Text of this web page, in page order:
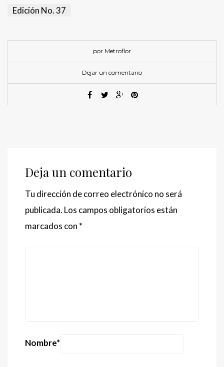
Edición No. 37
por Metroflor
Dejar un comentario
Deja un comentario
Tu dirección de correo electrónico no será
publicada. Los campos obligatorios están
marcados con *
Nombre*